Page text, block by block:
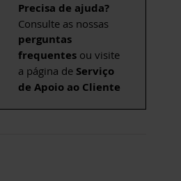
Precisa de ajuda?
Consulte as nossas
perguntas
frequentes ou visite
a página de Serviço
de Apoio ao Cliente